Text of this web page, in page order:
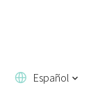
Español